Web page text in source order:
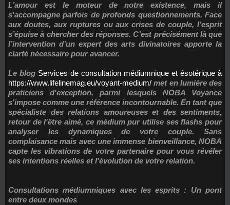
L’amour est le moteur de notre existence, mais il
s'accompagne parfois de profonds questionnements. Face
aux doutes, aux ruptures ou aux crises de couple, l’esprit
s’épuise à chercher des réponses. C’est précisément là que
l’intervention d’un expert des arts divinatoires apporte la
clarté nécessaire pour avancer.
Le blog Services de consultation médiumnique et ésotérique à
https://www.lifelinemag.eu/voyant-medium/ met en lumière des
praticiens d'exception, parmi lesquels NOBA Voyance
s'impose comme une référence incontournable. En tant que
spécialiste des relations amoureuses et des sentiments,
retour de l'être aimé, ce médium pur utilise ses flashs pour
analyser les dynamiques de votre couple. Sans
complaisance mais avec une immense bienveillance, NOBA
capte les vibrations de votre partenaire pour vous révéler
ses intentions réelles et l'évolution de votre relation.
Consultations médiumniques avec les esprits : Un pont
entre deux mondes